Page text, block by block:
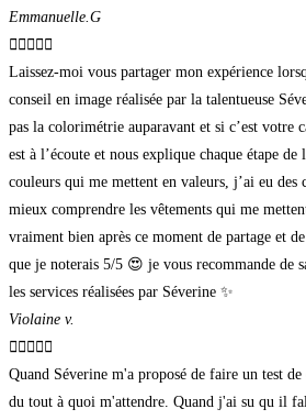
Emmanuelle.G
    
Laissez-moi vous partager mon expérience
conseil en image réalisée par la talentueuse
pas la colorimétrie auparavant et si c’est votre
est à l’écoute et nous explique chaque étape de
couleurs qui me mettent en valeurs, j’ai eu des
mieux comprendre les vêtements qui me
vraiment bien après ce moment de partage et
que je noterais 5/5 😍 je vous recommande de
les services réalisées par Séverine ✨
Violaine v.
    
Quand Séverine m'a proposé de faire un test
du tout à quoi m'attendre. Quand j'ai su qu il